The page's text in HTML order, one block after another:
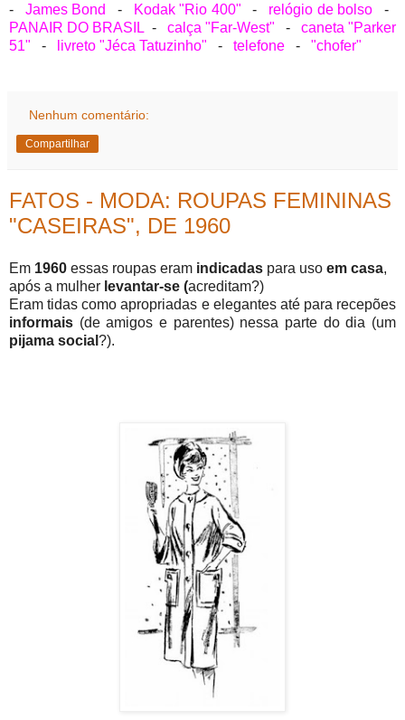
- James Bond - Kodak "Rio 400" - relógio de bolso
-
PANAIR DO BRASIL - calça "Far-West" - caneta "Parker
51"
- livreto "Jéca Tatuzinho" - telefone - "chofer"
Nenhum comentário:
Compartilhar
FATOS - MODA: ROUPAS FEMININAS
"CASEIRAS", DE 1960
Em 1960 essas roupas eram indicadas para uso em casa,
após a mulher levantar-se (acreditam?)
Eram tidas como apropriadas e elegantes até para recepões
informais (de amigos e parentes) nessa parte do dia (um
pijama social ?).